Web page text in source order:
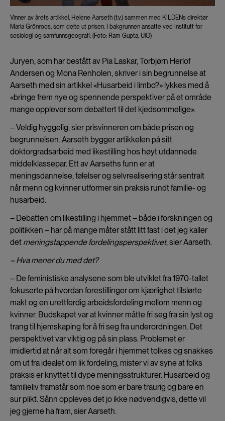
Vinner av årets artikkel, Helene Aarseth (t.v.) sammen med KILDENs direktør
Maria Grönroos, som delte ut prisen. I bakgrunnen ansatte ved Institutt for
sosiologi og samfunnsgeografi. (Foto: Ram Gupta, UiO)
Juryen, som har bestått av Pia Laskar, Torbjørn Herlof
Andersen og Mona Renholen, skriver i sin begrunnelse at
Aarseth med sin artikkel «Husarbeid i limbo?» lykkes med å
«bringe frem nye og spennende perspektiver på et område
mange opplever som debattert til det kjedsommelige».
– Veldig hyggelig, sier prisvinneren om både prisen og
begrunnelsen. Aarseth bygger artikkelen på sitt
doktorgradsarbeid med likestilling hos høyt utdannede
middelklassepar. Ett av Aarseths funn er at
meningsdannelse, følelser og selvrealisering står sentralt
når menn og kvinner utformer sin praksis rundt familie- og
husarbeid.
– Debatten om likestilling i hjemmet – både i forskningen og
politikken – har på mange måter stått litt fast i det jeg kaller
det meningstappende fordelingsperspektivet, sier Aarseth.
– Hva mener du med det?
– De feministiske analysene som ble utviklet fra 1970-tallet
fokuserte på hvordan forestillinger om kjærlighet tilslørte
makt og en urettferdig arbeidsfordeling mellom menn og
kvinner. Budskapet var at kvinner måtte fri seg fra sin lyst og
trang til hjemskaping for å fri seg fra underordningen. Det
perspektivet var viktig og på sin plass. Problemet er
imidlertid at når alt som foregår i hjemmet tolkes og snakkes
om ut fra idealet om lik fordeling, mister vi av syne at folks
praksis er knyttet til dype meningsstrukturer. Husarbeid og
familieliv framstår som noe som er bare traurig og bare en
sur plikt. Sånn oppleves det jo ikke nødvendigvis, dette vil
jeg gjerne ha fram, sier Aarseth.